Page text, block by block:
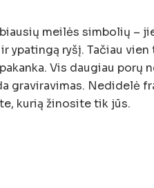
meilės simbolių –
ypatingą ryšį. Tačiau
Vis daugiau porų
graviravimas. Nedidelė
kurią žinosite tik jūs.